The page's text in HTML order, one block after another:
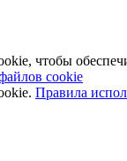
чтобы
cookie
Правила